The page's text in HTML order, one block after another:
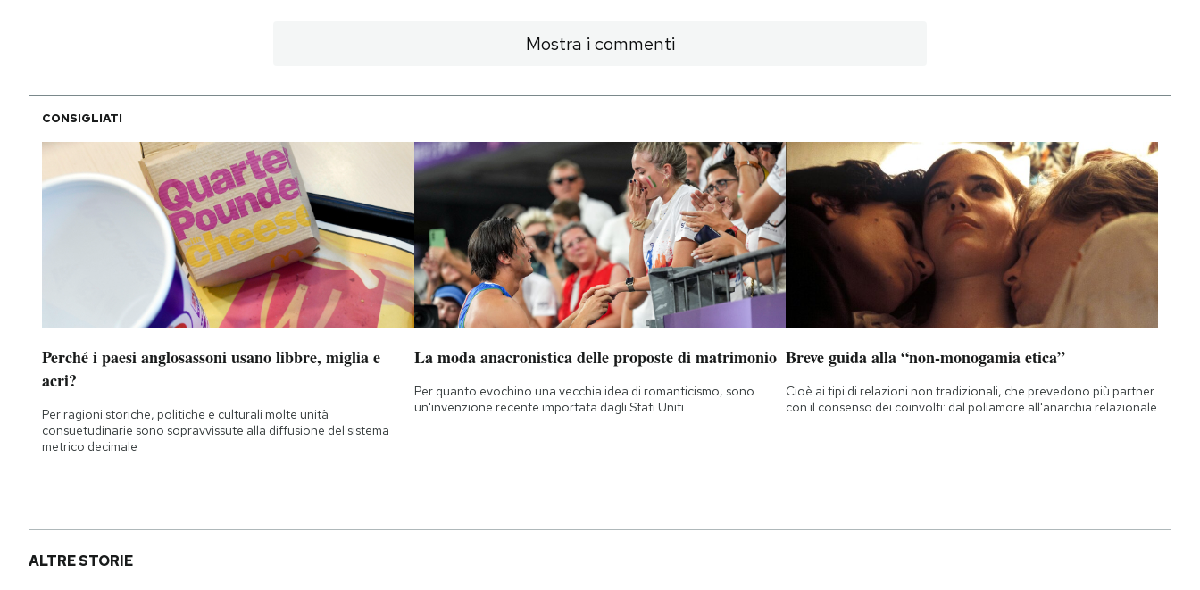
SHOP
CALENDARIO
AREA PERSONALE
Notifiche mobile
Regala il Post
Esci
Mostra i commenti
CONSIGLIATI
Perché i paesi anglosassoni usano libbre, miglia e
acri?
Per ragioni storiche, politiche e culturali molte unità
consuetudinarie sono sopravvissute alla diffusione del sistema
metrico decimale
La moda anacronistica delle proposte di matrimonio
Per quanto evochino una vecchia idea di romanticismo, sono
un'invenzione recente importata dagli Stati Uniti
Breve guida alla “non-monogamia etica”
Cioè ai tipi di relazioni non tradizionali, che prevedono più partner
con il consenso dei coinvolti: dal poliamore all'anarchia relazionale
ALTRE STORIE